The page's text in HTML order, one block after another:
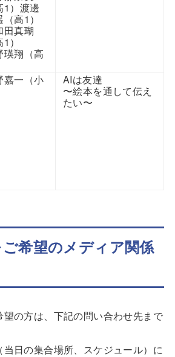
1）渡邊
高1）
田真瑚
1）
瑛翔（高
嘉一（小
AIは友達
〜絵本を通して伝え
たい〜
希望のメディア関係
の方は、下記の問い合わせ先まで
日の集合場所、スケジュール）に